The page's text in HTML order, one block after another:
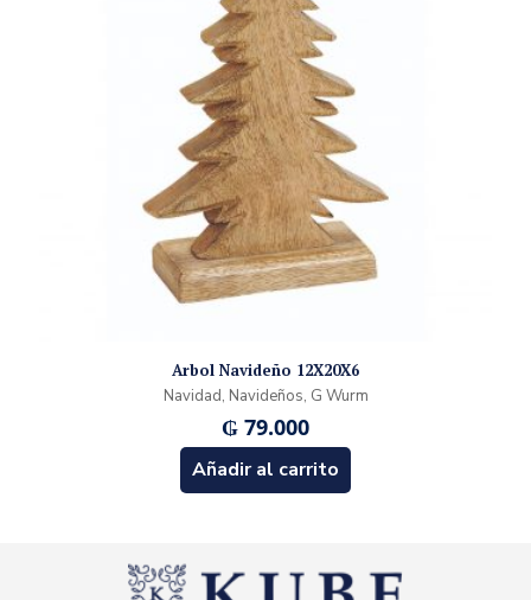
Arbol Navideño 12X20X6
Navidad, Navideños, G Wurm
₲ 79.000
Añadir al carrito